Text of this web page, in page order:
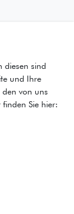
diesen sind
und Ihre
den von uns
Sie hier: